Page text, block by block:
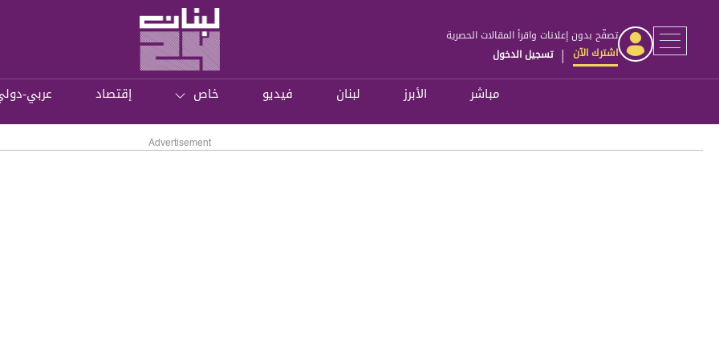
تصفّح بدون إعلانات واقرأ المقالات الحصرية
اشترك الآن | تسجيل الدخول
مباشر الأبرز لبنان فيديو خاص إقتصاد عربي-
Advertisement